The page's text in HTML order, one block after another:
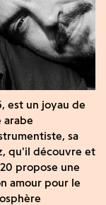
est un joyau de
arabe
sa
qu'il découvre et
propose une
amour pour le